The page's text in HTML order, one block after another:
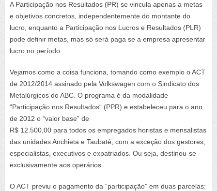
A Participação nos Resultados (PR) se vincula apenas a metas
e objetivos concretos, independentemente do montante do
lucro, enquanto a Participação nos Lucros e Resultados (PLR)
pode definir metas, mas só será paga se a empresa apresentar
lucro no período.
Vejamos como a coisa funciona, tomando como exemplo o ACT
de 2012/2014 assinado pela Volkswagen com o Sindicato dos
Metalúrgicos do ABC. O programa é da modalidade
“Participação nos Resultados“ (PPR) e estabeleceu para o ano
de 2012 o “valor base” de
R$ 12.500,00 para todos os empregados horistas e mensalistas
das unidades Anchieta e Taubaté, com a exceção dos gestores,
especialistas, executivos e expatriados. Ou seja, destinou-se
exclusivamente aos operários.
O ACT previu o pagamento da “participação” em duas parcelas: